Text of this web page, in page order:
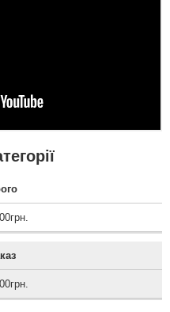
двері, все сподобалось,
хлопці молодці.
читати всі відгуки